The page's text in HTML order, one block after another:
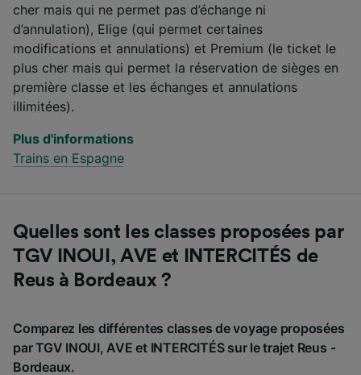
cher mais qui ne permet pas d’échange ni
d’annulation), Elige (qui permet certaines
modifications et annulations) et Premium (le ticket le
plus cher mais qui permet la réservation de sièges en
première classe et les échanges et annulations
illimitées).
Plus d'informations
Trains en Espagne
Quelles sont les classes proposées par
TGV INOUI, AVE et INTERCITÉS de
Reus à Bordeaux ?
Comparez les différentes classes de voyage proposées
par TGV INOUI, AVE et INTERCITÉS sur le trajet Reus -
Bordeaux.